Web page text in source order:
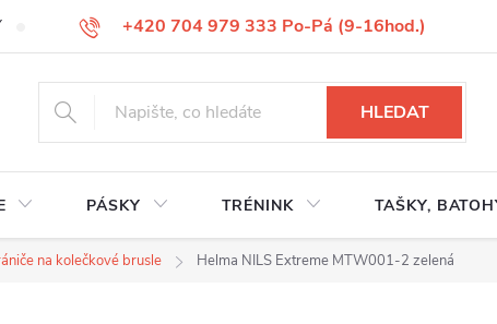
+420 704 979 333 Po-Pá (9-16hod.)
VÝMĚNA ZBOŽÍ REKLAMACE ZBOŽÍ ODSTOUPENÍ OD
HLEDAT
PÁSKY TRÉNINK TAŠKY,
na kolečkové brusle Helma NILS Extreme MTW001-2 zelená